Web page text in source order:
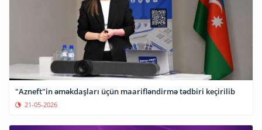
"Azneft"in əməkdaşları üçün maarifləndirmə tədbiri keçirilib
21-05-2026